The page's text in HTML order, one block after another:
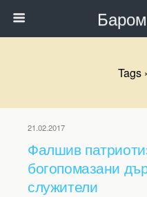
Tags
21.02.2017
Фалшив
богопомазани
служители